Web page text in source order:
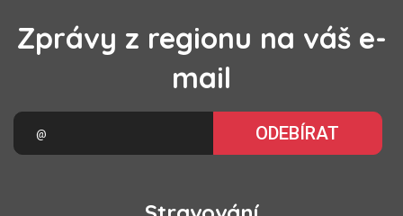
Zprávy z regionu na váš e-
mail
ODEBÍRAT